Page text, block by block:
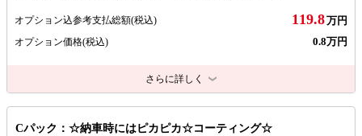
オプション込参考支払総額(税込) 119.8万円
オプション価格(税込) 0.8万円
さらに詳しく
Cパック：☆納車時にはピカピカ☆コーティング☆